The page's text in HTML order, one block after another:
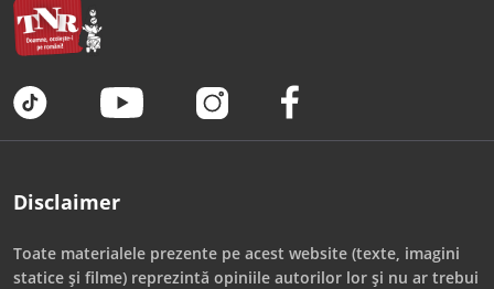
Disclaimer
Toate materialele prezente pe acest website (texte, imagini
statice și filme) reprezintă opiniile autorilor lor și nu ar trebui